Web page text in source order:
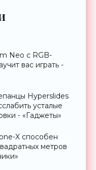
Neo с RGB-
вас играть -
Hyperslides
усталые
- «Гаджеты»
X способен
метров